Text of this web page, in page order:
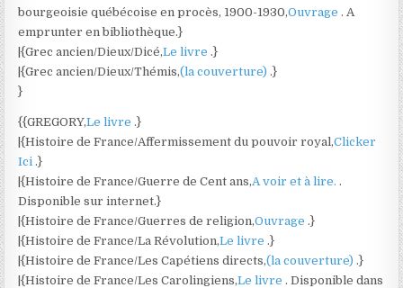
bourgeoisie québécoise en procès, 1900-1930,Ouvrage. A
emprunter en bibliothèque.}
|{Grec ancien/Dieux/Dicé,Le livre.}
|{Grec ancien/Dieux/Thémis,(la couverture).}
}
{{GREGORY,Le livre.}
|{Histoire de France/Affermissement du pouvoir royal,Clicker
Ici.}
|{Histoire de France/Guerre de Cent ans,A voir et à lire..
Disponible sur internet.}
|{Histoire de France/Guerres de religion,Ouvrage.}
|{Histoire de France/La Révolution,Le livre.}
|{Histoire de France/Les Capétiens directs,(la couverture).}
|{Histoire de France/Les Carolingiens,Le livre. Disponible dans